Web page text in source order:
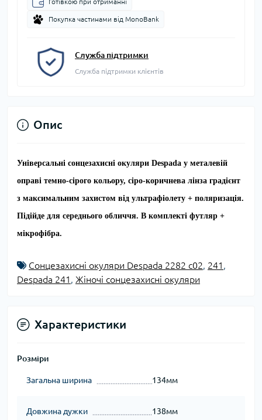
Готівкою при отриманні
Покупка частинами від MonoBank
Служба підтримки
Служба підтримки клієнтів
Опис
Універсальні сонцезахисні окуляри Despada у металевій
оправі темно-сірого кольору, сіро-коричнева лінза градієнт
з максимальним захистом від ультрафіолету + поляризація.
Підійде для середнього обличчя. В комплекті футляр +
мікрофібра.
Сонцезахисні окуляри Despada 2282 c02, 241 ,
Despada 241 , Жіночі сонцезахисні окуляри
Характеристики
Розміри
Загальна ширина 134мм
Довжина дужки 138мм